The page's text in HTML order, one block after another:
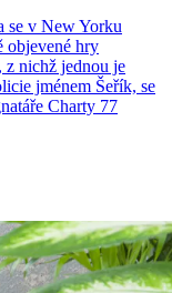
se v New Yorku
objevené hry
z nichž jednou je
jménem Šeřík, se
Charty 77